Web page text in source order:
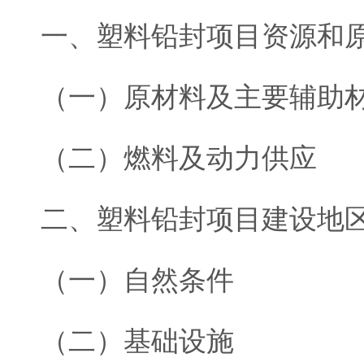
一、塑料铅封项目资源和
（一）原材料及主要辅助
（二）燃料及动力供应
二、塑料铅封项目建设地
（一）自然条件
（二）基础设施